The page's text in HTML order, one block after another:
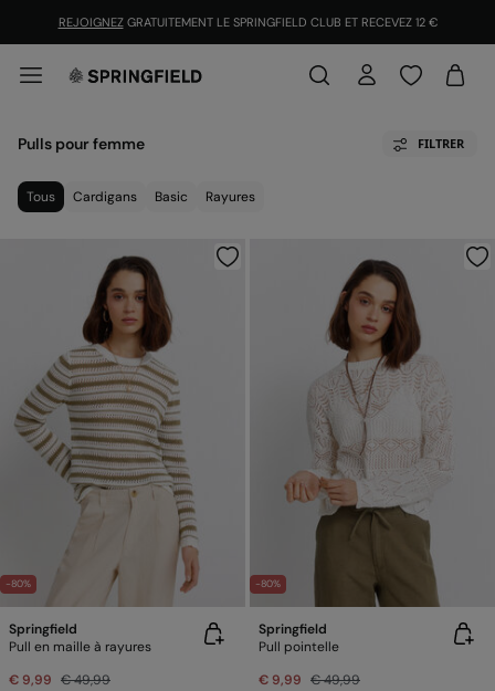
REJOIGNEZGRATUITEMENT LE SPRINGFIELD CLUB ET RECEVEZ 12 €
Pulls pour femme FILTRER
Tous Cardigans Basic Rayures
-80%
Springfield
Pull en maille à rayures
€ 9,99 € 49,99
-80%
Springfield
Pull pointelle
€ 9,99 € 49,99